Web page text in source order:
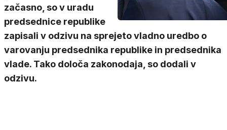
začasno, so v uradu
predsednice republike
zapisali v odzivu na sprejeto vladno uredbo o
varovanju predsednika republike in predsednika
vlade. Tako določa zakonodaja, so dodali v
odzivu.